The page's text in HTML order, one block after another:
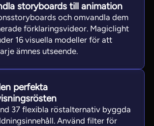
storyboards till animation
och omvandla dem
förklaringsvideor. Magiclight
16 visuella modeller för att
ämnes utseende.
perfekta
37 flexibla röstalternativ byggda
Använd filter för